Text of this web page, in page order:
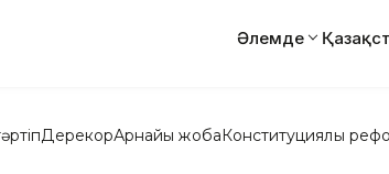
Әлемде
ДерекқорАрнайы жобаКонституциялық